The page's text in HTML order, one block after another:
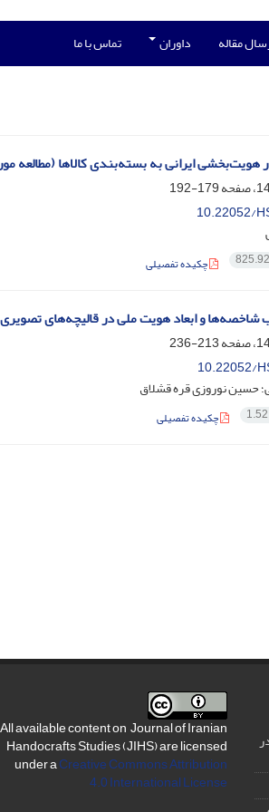
مقاله داوران تماس با ما
هویت‌بخشی ایرانی به بسته‌بندی کالاها (مطالعه
179-192
10.22052/
چکیده تفصیلی
شاخصه‌ها و ابعاد هویت ملی در قالیچه‌های تصویری
213-236
10.22052/
حسین نوروزی قره قشلاق
چکیده تفصیلی
All available content on Journal of Iranian
Handocrafts Studies (JIHS) are licensed
under aCreative Commons Attribution
4.0 International License